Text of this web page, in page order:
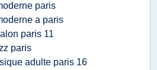
paris
a paris
paris 11
paris
adulte paris 16